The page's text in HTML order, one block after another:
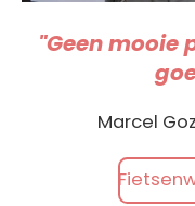
"Geen mooie
Marcel